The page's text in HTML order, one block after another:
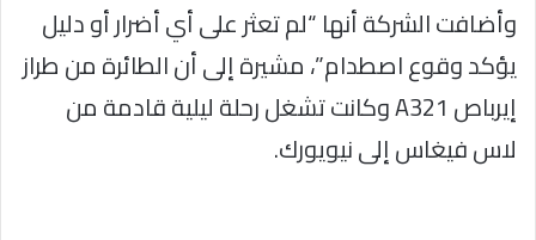
وأضافت الشركة أنها “لم تعثر على أي أضرار أو دليل
يؤكد وقوع اصطدام”، مشيرة إلى أن الطائرة من طراز
إيرباص A321 وكانت تشغل رحلة ليلية قادمة من
لاس فيغاس إلى نيويورك.